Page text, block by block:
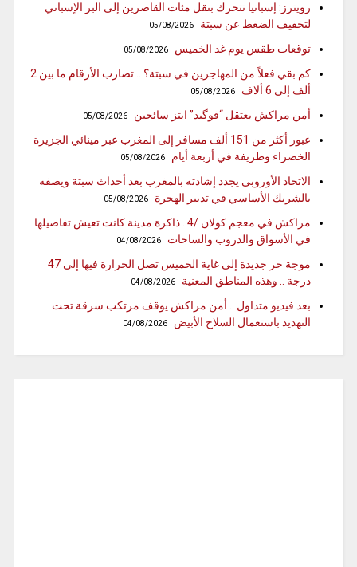
رويترز: إسبانيا تتحرك بنقل مئات القاصرين إلى البر الإسباني
لتخفيف الضغط عن سبتة
05/08/2026
توقعات طقس يوم غد الخميس 05/08/2026
كم بقي فعلاً من المهاجرين في سبتة؟ .. تضارب الأرقام ما بين 2
ألف إلى 6 ألاف
05/08/2026
أمن مراكش يعتقل “فوگيد” ابتز سائحين 05/08/2026
عبور أكثر من 151 ألف مسافر إلى المغرب عبر مينائي الجزيرة
الخضراء وطريفة في أربعة أيام
05/08/2026
الاتحاد الأوروبي يجدد إشادته بالمغرب بعد أحداث سبتة ويصفه
بالشريك الأساسي في تدبير الهجرة
05/08/2026
مراكش في معجم كولان /4.. ذاكرة مدينة كانت تعيش تفاصيلها
في الأسواق والدروب والساحات
04/08/2026
موجة حر جديدة إلى غاية الخميس تصل الحرارة فيها إلى 47
درجة .. وهذه المناطق المعنية
04/08/2026
بعد فيديو متداول .. أمن مراكش يوقف مرتكب سرقة تحت
التهديد باستعمال السلاح الأبيض
04/08/2026